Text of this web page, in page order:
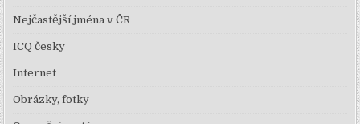
Nejčastější jména v ČR
ICQ česky
Internet
Obrázky, fotky